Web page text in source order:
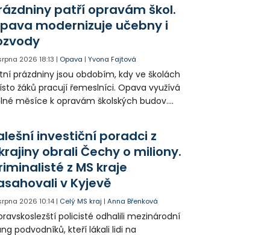
patří opravám škol.
modernizuje učebny i
2026 18:13 | Opava |Yvona Fajtová
prázdniny jsou obdobím, kdy ve školách
žáků pracují řemeslníci. Opava využívá
měsíce k opravám školských budov.
investiční poradci z
obrali Čechy o miliony.
z MS kraje
v Kyjevě
2026 10:14 | Celý MS kraj |Anna Břenková
policisté odhalili mezinárodní
podvodníků, kteří lákali lidi na